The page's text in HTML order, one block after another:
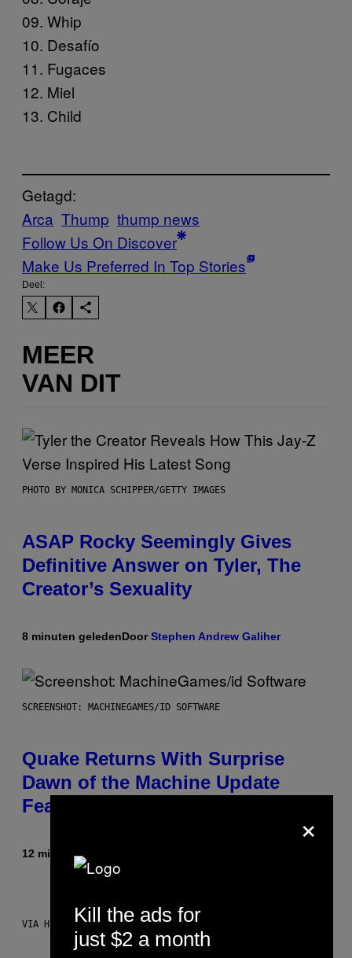
09. Whip
10. Desafío
11. Fugaces
12. Miel
13. Child
Getagd:
Arca Thump thump news
Follow Us On Discover
Make Us Preferred In Top Stories
Deel:
MEER
VAN DIT
PHOTO BY MONICA SCHIPPER/GETTY IMAGES
ASAP Rocky Seemingly Gives
Definitive Answer on Tyler, The
Creator’s Sexuality
8 minuten geledenDoorStephen Andrew Galiher
SCREENSHOT: MACHINEGAMES/ID SOFTWARE
Quake Returns With Surprise
Dawn of the Machine Update
Featuring 19 New Maps
12 minuten geleden
VIA HISENSE
×
Kill the ads for
just $2 a month